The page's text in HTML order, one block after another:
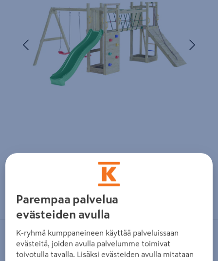
Edellinen
Kiipeilytorni Fungoo Maxi Funny
FUNGOO
Parempaa palvelua
evästeiden avulla
K-ryhmä kumppaneineen käyttää palveluissaan
evästeitä, joiden avulla palvelumme toimivat
toivotulla tavalla. Lisäksi evästeiden avulla mitataan